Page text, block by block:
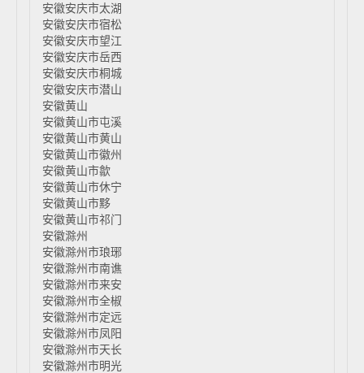
安徽安庆市太湖
安徽安庆市宿松
安徽安庆市望江
安徽安庆市岳西
安徽安庆市桐城
安徽安庆市潜山
安徽黄山
安徽黄山市屯溪
安徽黄山市黄山
安徽黄山市徽州
安徽黄山市歙
安徽黄山市休宁
安徽黄山市黟
安徽黄山市祁门
安徽滁州
安徽滁州市琅琊
安徽滁州市南谯
安徽滁州市来安
安徽滁州市全椒
安徽滁州市定远
安徽滁州市凤阳
安徽滁州市天长
安徽滁州市明光